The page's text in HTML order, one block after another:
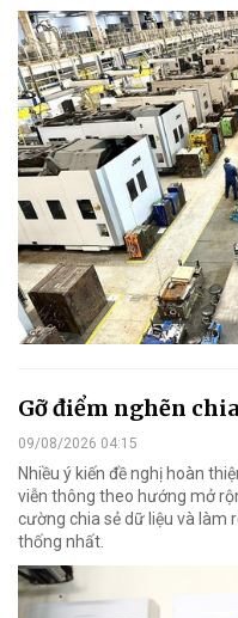
Gỡ điểm nghẽn
09/08/2026 04:15
Nhiều ý kiến đề nghị hoàn
viễn thông theo hướng mở
cường chia sẻ dữ liệu và làm
thống nhất.